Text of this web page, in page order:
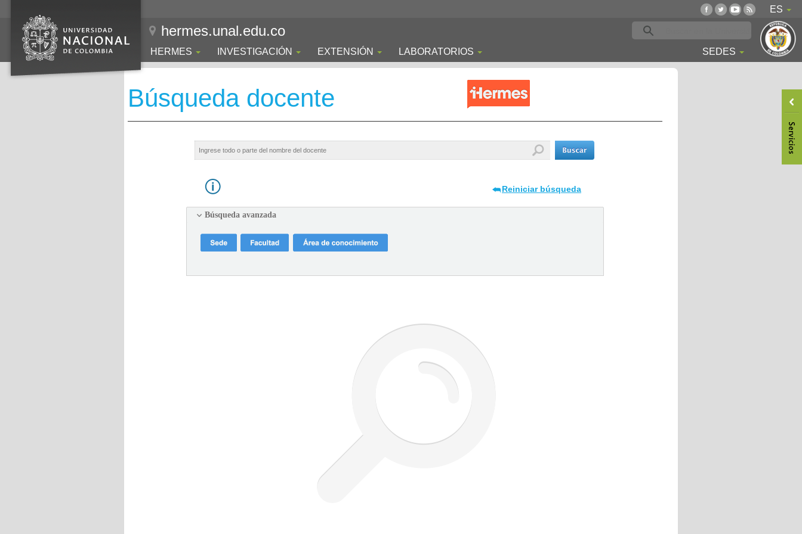
ES
hermes.unal.edu.co
HERMES INVESTIGACIÓN EXTENSIÓN LABORATORIOS SEDES
Búsqueda docente
Reiniciar búsqueda
Búsqueda avanzada